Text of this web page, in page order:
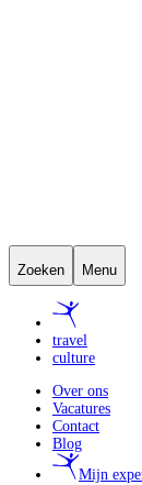
Zoeken Menu
travel
culture
Over ons
Vacatures
Contact
Blog
Mijn